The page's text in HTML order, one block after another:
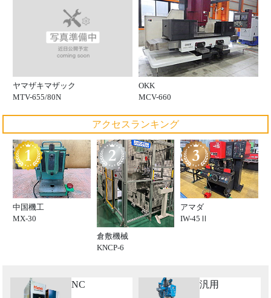
ヤマザキマザック
MTV-655/80N
OKK
MCV-660
アクセスランキング
中国機工
MX-30
倉敷機械
KNCP-6
アマダ
IW-45Ⅱ
NC 汎用